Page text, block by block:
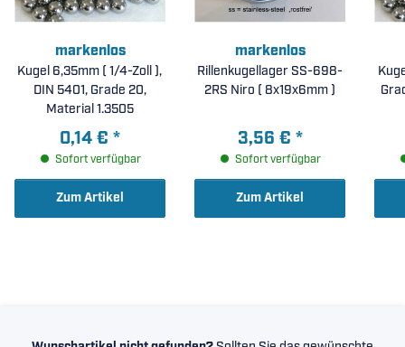
markenlos
Kugel 6,35mm ( 1/4-Zoll ),
DIN 5401, Grade 20,
Material 1.3505
0,14 € *
Sofort verfügbar
Zum Artikel
markenlos
Rillenkugellager SS-698-
2RS Niro ( 8x19x6mm )
3,56 € *
Sofort verfügbar
Zum Artikel